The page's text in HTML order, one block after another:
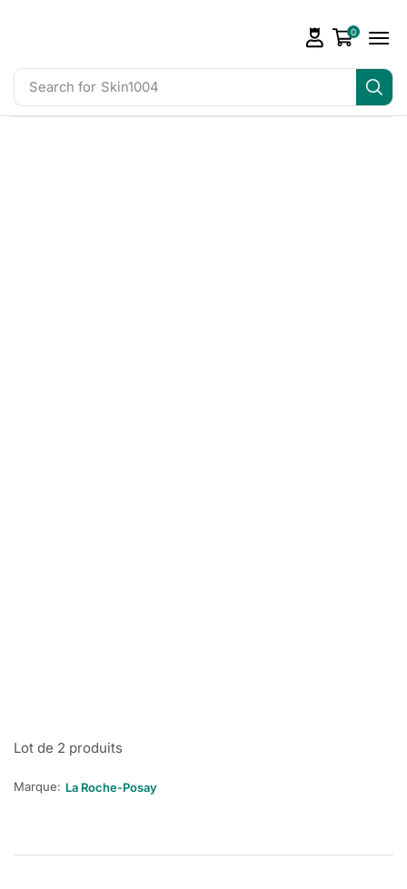
Search for Skin1004
0
Lot de 2 produits
Marque: La Roche-Posay